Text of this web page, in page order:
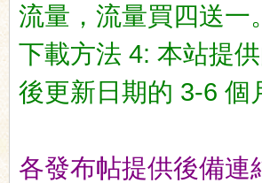
流量，流量買四送一。
下載方法 4: 本站提
後更新日期的 3-6 個
各發布帖提供後備連